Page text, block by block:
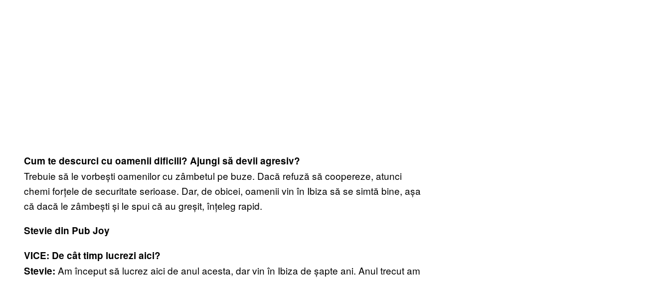
Cum te descurci cu oamenii dificili? Ajungi să devii agresiv?
Trebuie să le vorbești oamenilor cu zâmbetul pe buze. Dacă refuză să coopereze, atunci
chemi forțele de securitate serioase. Dar, de obicei, oamenii vin în Ibiza să se simtă bine, așa
că dacă le zâmbești și le spui că au greșit, înțeleg rapid.
Stevie din Pub Joy
VICE: De cât timp lucrezi aici?
Stevie: Am început să lucrez aici de anul acesta, dar vin în Ibiza de șapte ani. Anul trecut am